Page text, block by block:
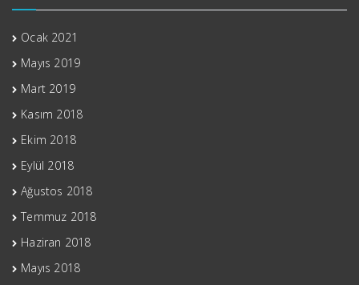
Ocak 2021
Mayıs 2019
Mart 2019
Kasım 2018
Ekim 2018
Eylül 2018
Ağustos 2018
Temmuz 2018
Haziran 2018
Mayıs 2018